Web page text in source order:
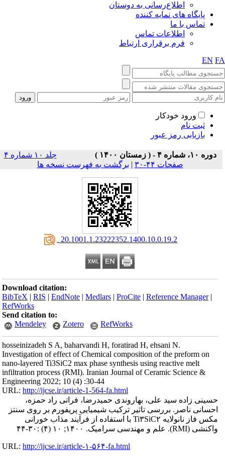
اطلاع‌رسانی به دوستان
پایگاه های نمایه کننده
تماس با ما
اطلاعات تماس
فرم برقراری ارتباط
EN
ورود خودکار
ثبت نام
بازیابی رمز عبور
دوره ۱۰، شماره ۴ - ( زمستان ۱۴۰۰ )
جلد ۱۰ شماره ۴
صفحات ۴۴-۳۰
| برگشت به فهرست نسخه ها
‎ 20.1001.1.23222352.1400.10.0.19.2
Download citation:
BibTeX |RIS |EndNote |Medlars |ProCite |Reference Manager
RefWorks
Send citation to:
Mendeley
Zotero RefWorks
hosseinizadeh S A, baharvandi H, foratirad H, ehsani N.
Investigation of effect of Chemical composition of the preform on
nano-layered Ti3SiC2 max phase synthesis using reactive melt
infiltration process (RMI). Iranian Journal of Ceramic Science &
Engineering 2022; 10 (4) :30-44
URL:http://ijcse.ir/article-1-564-fa.html
حسینی زاده سید علی، بهاروندی حمیدرضا، فراتی راد حمزه،
احسانی ناصر. بررسی تاثیر ترکیب شیمیایی پریفورم بر روی سنتز
مکس فاز نانولایه Ti۳SiC۲ با استفاده از فرآیند مذاب خورانی
واکنشی (RMI). علم و مهندسی سرامیک. ۱۴۰۰; ۱۰ (۴) :۳۰-۴۴
URL:http://ijcse.ir/article-۱-۵۶۴-fa.html